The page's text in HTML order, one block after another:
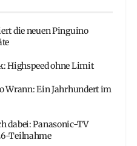
die neuen Pinguino
Highspeed ohne Limit
Wrann: Ein Jahrhundert im
dabei: Panasonic-TV
Teilnahme